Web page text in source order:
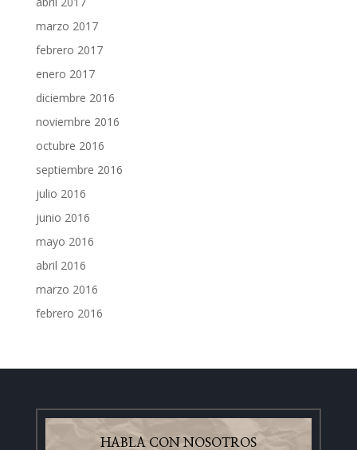
marzo 2017
febrero 2017
enero 2017
diciembre 2016
noviembre 2016
octubre 2016
septiembre 2016
julio 2016
junio 2016
mayo 2016
abril 2016
marzo 2016
febrero 2016
HABLA CON NOSOTROS